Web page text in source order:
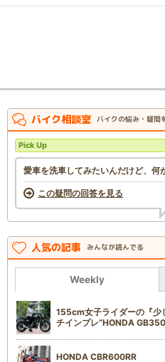
バイク相談室 バイクの悩み・疑問
Pick Up
愛車を洗車してみたいんだけど、何
この疑問の回答を見る
人気の記事 みんなが読んでる
Weekly
155cm女子ライダーの『少
チインプレ“HONDA
HONDA CBR600RR